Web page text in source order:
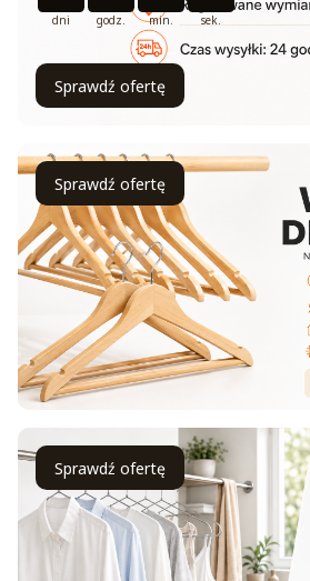
dni godz. min. sek.
Sprawdź ofertę
Sprawdź ofertę
Sprawdź ofertę